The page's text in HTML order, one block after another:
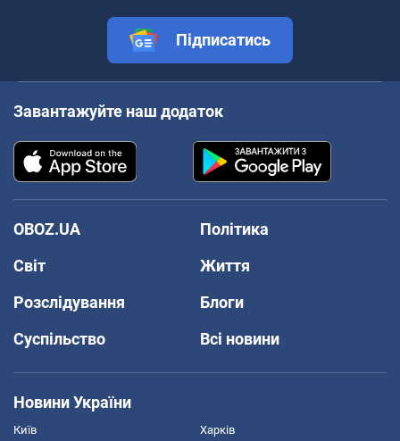
Підписатись
Завантажуйте наш додаток
OBOZ.UA
Політика
Світ
Життя
Розслідування
Блоги
Суспільство
Всі новини
Новини України
Київ Харків